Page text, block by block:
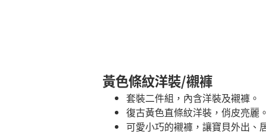
黃色條紋洋裝/襯褲
套裝二件組，內含洋裝及襯褲。
復古黃色直條紋洋裝，俏皮亮麗。
可愛小巧的襯褲，讓寶貝外出、